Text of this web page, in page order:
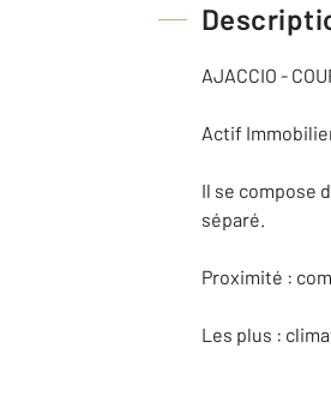
AJACCIO -
Actif
Il se compose
séparé.
Proximité :
Les plus :